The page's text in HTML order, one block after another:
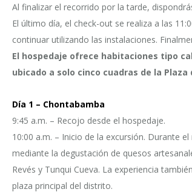
Al finalizar el recorrido por la tarde,
El último día, el check-out se realiza a las
continuar utilizando las instalaciones.
El hospedaje ofrece habitaciones tipo
ubicado a solo cinco cuadras de la Plaza
Día 1 – Chontabamba
9:45 a.m. – Recojo desde el hospedaje.
10:00 a.m. – Inicio de la excursión. Durante
mediante la degustación de quesos
Revés y Tunqui Cueva. La experiencia
plaza principal del distrito.